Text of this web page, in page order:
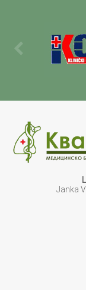
Janka